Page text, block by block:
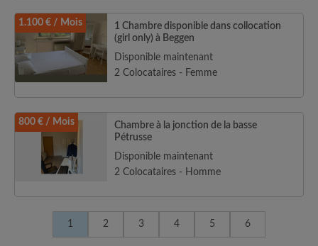
1.100 € / Mois
1 Chambre disponible dans collocation
(girl only) à Beggen
Disponible maintenant
2 Colocataires - Femme
800 € / Mois
Chambre à la jonction de la basse
Pétrusse
Disponible maintenant
2 Colocataires - Homme
1 2 3 4 5 6